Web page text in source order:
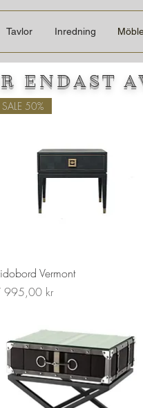
Tavlor Inredning
ENDAST
SALE 50%
Vermont
995,00 kr